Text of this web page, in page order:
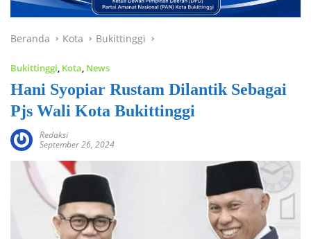
Beranda Kota Bukittinggi
Bukittinggi Kota News
Hani Syopiar Rustam Dilantik Sebagai
Pjs Wali Kota Bukittinggi
Redaksi
September 26, 2024